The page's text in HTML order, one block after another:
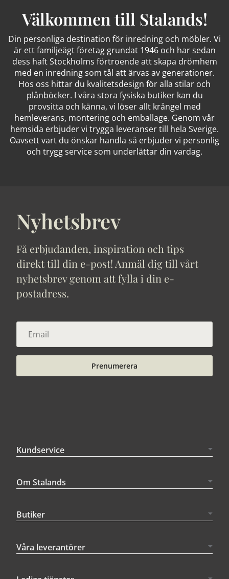
Välkommen till Stalands!
Din personliga destination för inredning och möbler. Vi
är ett familjeägt företag grundat 1946 och har sedan
dess haft Stockholms förtroende att skapa drömhem
med en inredning som tål att ärvas av generationer.
Hos oss hittar du kvalitetsdesign för alla stilar och
plånböcker. I våra stora fysiska butiker kan du
provsitta och känna, vi löser allt krångel med
hemleverans, montering och emballage. Genom vår
hemsida erbjuder vi trygga leveranser till hela Sverige.
Oavsett vart du önskar handla så erbjuder vi personlig
och trygg service som underlättar din vardag.
Nyhetsbrev
Få erbjudanden, inspiration och tips
direkt till din e-post! Anmäl dig till vårt
nyhetsbrev genom att fylla i din e-
postadress.
Prenumerera
Kundservice
Om Stalands
Butiker
Våra leverantörer